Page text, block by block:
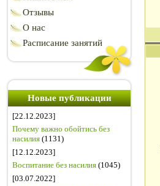
Отзывы
О нас
Расписание занятий
Новые публикации
[22.12.2023]
Почему важно обойтись без
насилия (1131)
[12.12.2023]
Воспитание без насилия (1045)
[03.07.2022]